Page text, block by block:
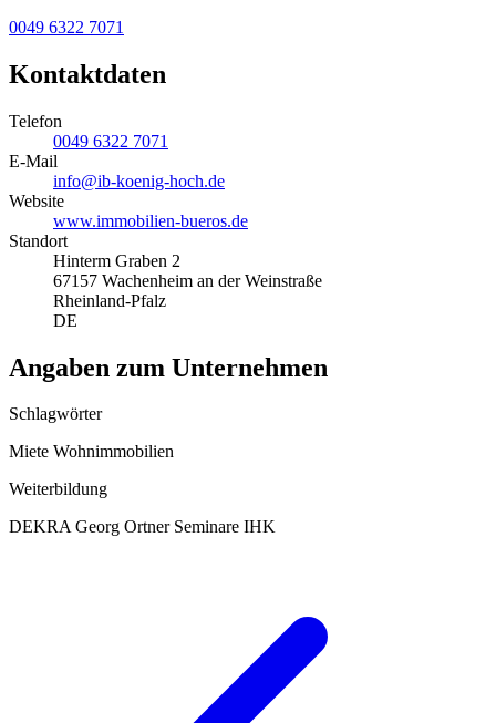
0049 6322 7071
Kontaktdaten
Telefon
0049 6322 7071
E-Mail
info@ib-koenig-hoch.de
Website
www.immobilien-bueros.de
Standort
Hinterm Graben 2
67157 Wachenheim an der Weinstraße
Rheinland-Pfalz
DE
Angaben zum Unternehmen
Schlagwörter
Miete Wohnimmobilien
Weiterbildung
DEKRA Georg Ortner Seminare IHK